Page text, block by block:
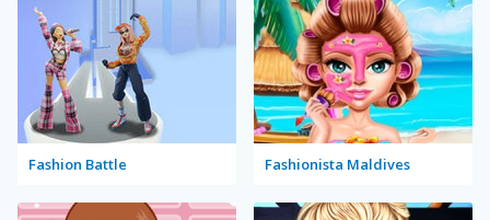
Fashion Battle Fashionista Maldives